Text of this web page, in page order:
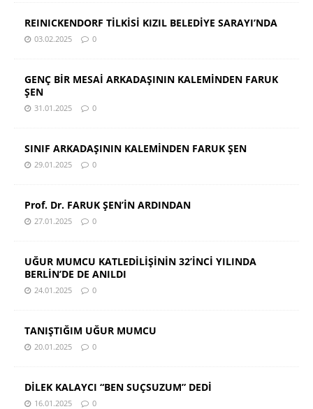
REINICKENDORF TİLKİSİ KIZIL BELEDİYE SARAYI’NDA
03.02.2025 0
GENÇ BİR MESAİ ARKADAŞININ KALEMİNDEN FARUK
ŞEN
31.01.2025 0
SINIF ARKADAŞININ KALEMİNDEN FARUK ŞEN
29.01.2025 0
Prof. Dr. FARUK ŞEN’İN ARDINDAN
27.01.2025 0
UĞUR MUMCU KATLEDİLİŞİNİN 32’İNCİ YILINDA
BERLİN’DE DE ANILDI
24.01.2025 0
TANIŞTIĞIM UĞUR MUMCU
20.01.2025 0
DİLEK KALAYCI “BEN SUÇSUZUM” DEDİ
16.01.2025 0